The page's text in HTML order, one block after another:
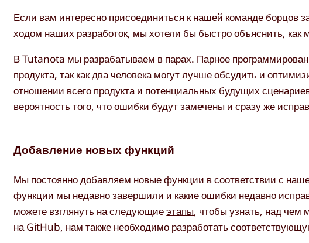
Если вам интересно присоединиться к нашей команде борцов
ходом наших разработок, мы хотели бы быстро объяснить, как
В Tutanota мы разрабатываем в парах. Парное
продукта, так как два человека могут лучше обсудить и
отношении всего продукта и потенциальных будущих
вероятность того, что ошибки будут замечены и сразу же
Добавление новых функций
Мы постоянно добавляем новые функции в соответствии с
функции мы недавно завершили и какие ошибки недавно
можете взглянуть на следующиеэтапы, чтобы узнать, над чем
на GitHub, нам также необходимо разработать